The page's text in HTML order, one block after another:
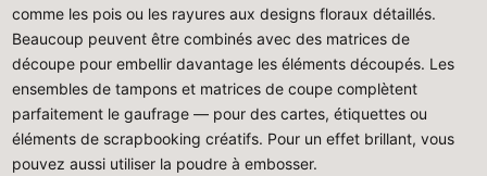
comme les pois ou les rayures aux designs floraux détaillés.
Beaucoup peuvent être combinés avec des matrices de
découpe pour embellir davantage les éléments découpés. Les
ensembles de tampons et matrices de coupe complètent
parfaitement le gaufrage — pour des cartes, étiquettes ou
éléments de scrapbooking créatifs. Pour un effet brillant, vous
pouvez aussi utiliser la poudre à embosser.